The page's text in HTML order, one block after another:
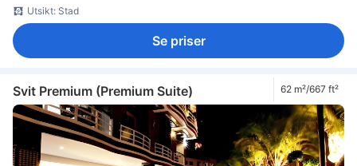
Utsikt: Stad
Se priser
Svit Premium (Premium Suite) 62 m²/667 ft²